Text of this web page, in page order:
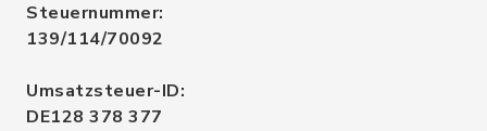
Steuernummer:
139/114/70092
Umsatzsteuer-ID:
DE128 378 377